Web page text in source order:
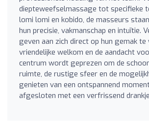
diepteweefselmassage tot specifieke
lomi lomi en kobido, de masseurs
hun precisie, vakmanschap en intuïtie.
geven aan zich direct op hun gemak
vriendelijke welkom en de aandacht
centrum wordt geprezen om de
ruimte, de rustige sfeer en de
genieten van een ontspannend
afgesloten met een verfrissend